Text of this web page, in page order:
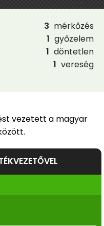
3 mérkőzés
1 győzelem
1 döntetlen
1 vereség
vezetett a magyar